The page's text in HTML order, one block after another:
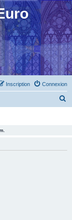
Connexion
Inscription